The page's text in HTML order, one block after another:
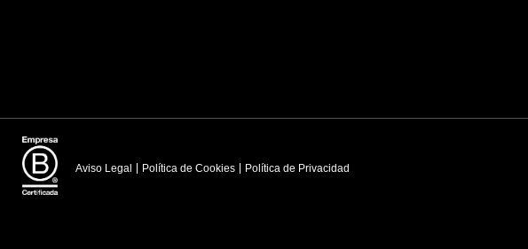
Aviso Legal Política de Cookies Política de Privacidad